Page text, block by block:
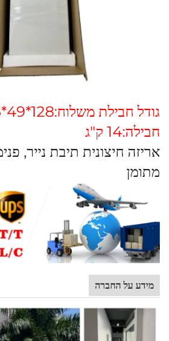
חבילה:14 ק"ג
אריזה חיצונית תיבת נייר,
מתומן
מידע על החברה